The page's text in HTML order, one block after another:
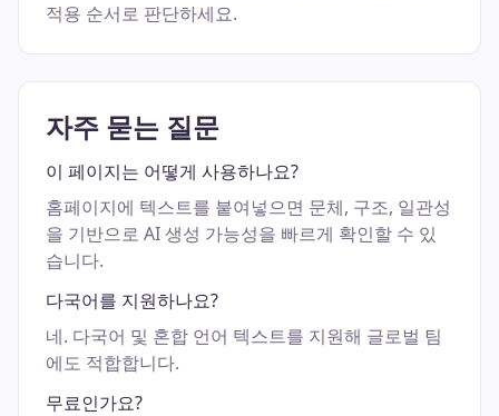
적용 순서로 판단하세요.
자주 묻는 질문
이 페이지는 어떻게 사용하나요?
홈페이지에 텍스트를 붙여넣으면 문체, 구조, 일관성
을 기반으로 AI 생성 가능성을 빠르게 확인할 수 있
습니다.
다국어를 지원하나요?
네. 다국어 및 혼합 언어 텍스트를 지원해 글로벌 팀
에도 적합합니다.
무료인가요?